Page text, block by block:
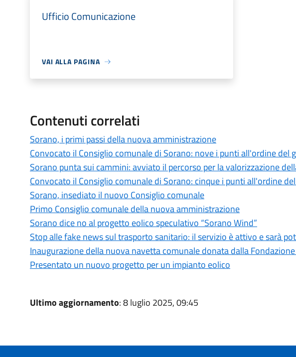
Ufficio Comunicazione
VAI ALLA PAGINA
Contenuti correlati
Sorano, i primi passi della nuova amministrazione
Convocato il Consiglio comunale di Sorano: nove i punti all'ordine del
Sorano punta sui cammini: avviato il percorso per la valorizzazione
Convocato il Consiglio comunale di Sorano: cinque i punti all'ordine
Sorano, insediato il nuovo Consiglio comunale
Primo Consiglio comunale della nuova amministrazione
Sorano dice no al progetto eolico speculativo “Sorano Wind”
Stop alle fake news sul trasporto sanitario: il servizio è attivo e sarà
Inaugurazione della nuova navetta comunale donata dalla Fondazione
Presentato un nuovo progetto per un impianto eolico
Ultimo aggiornamento: 8 luglio 2025, 09:45